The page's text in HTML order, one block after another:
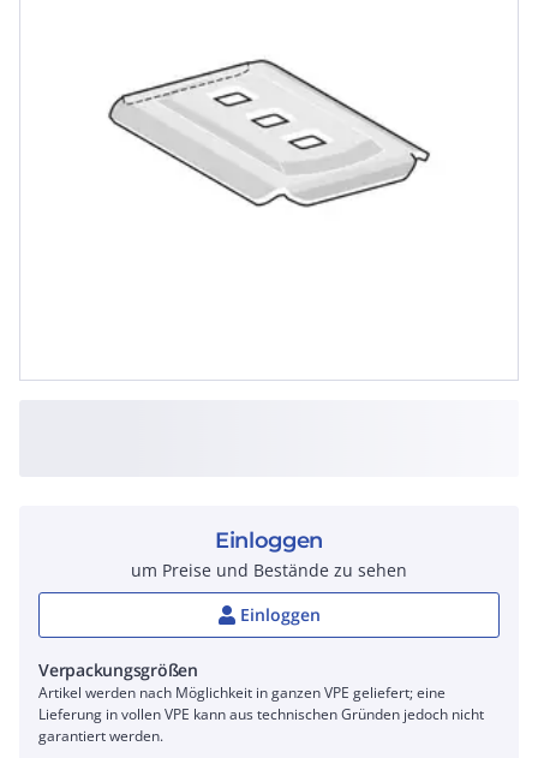
Einloggen
um Preise und Bestände zu sehen
Einloggen
Verpackungsgrößen
Artikel werden nach Möglichkeit in ganzen VPE geliefert; eine
Lieferung in vollen VPE kann aus technischen Gründen jedoch nicht
garantiert werden.